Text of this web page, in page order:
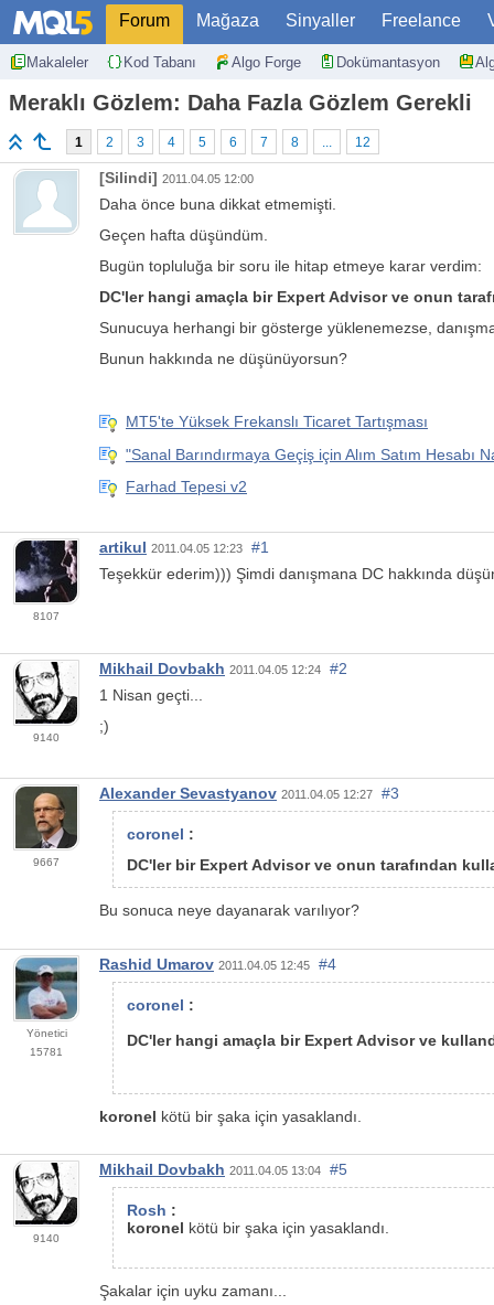
Forum Mağaza Sinyaller Freelance
Makaleler Kod Tabanı Algo Forge Dokümantasyon
Meraklı Gözlem: Daha Fazla Gözlem Gerekli
1 2 3 4 5 6 7 8 ... 12
[Silindi] 2011.04.05 12:00
Daha önce buna dikkat etmemişti.
Geçen hafta düşündüm.
Bugün topluluğa bir soru ile hitap etmeye karar verdim:
DC'ler hangi amaçla bir Expert Advisor ve onun
Sunucuya herhangi bir gösterge yüklenemezse,
Bunun hakkında ne düşünüyorsun?
MT5'te Yüksek Frekanslı Ticaret Tartışması
"Sanal Barındırmaya Geçiş için Alım Satım Hesabı
Farhad Tepesi v2
8107
artikul 2011.04.05 12:23
#1
Teşekkür ederim))) Şimdi danışmana DC hakkında
9140
Mikhail Dovbakh 2011.04.05 12:24
#2
1 Nisan geçti...
;)
9667
Alexander Sevastyanov 2011.04.05 12:27 #3
coronel :
DC'ler bir Expert Advisor ve onun tarafından
Bu sonuca neye dayanarak varılıyor?
Yönetici
15781
Rashid Umarov 2011.04.05 12:45 #4
coronel :
DC'ler hangi amaçla bir Expert Advisor ve
koronel kötü bir şaka için yasaklandı.
9140
Mikhail Dovbakh 2011.04.05 13:04 #5
Rosh :
koronel kötü bir şaka için yasaklandı.
Şakalar için uyku zamanı...